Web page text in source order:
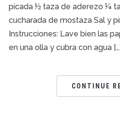
picada ½ taza de aderezo ¼
cucharada de mostaza Sal y
Instrucciones: Lave bien las
en una olla y cubra con agua
CONTINUE